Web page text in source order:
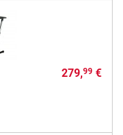
279,99€